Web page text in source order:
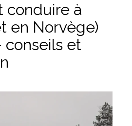
conduire à
en Norvège)
conseils et